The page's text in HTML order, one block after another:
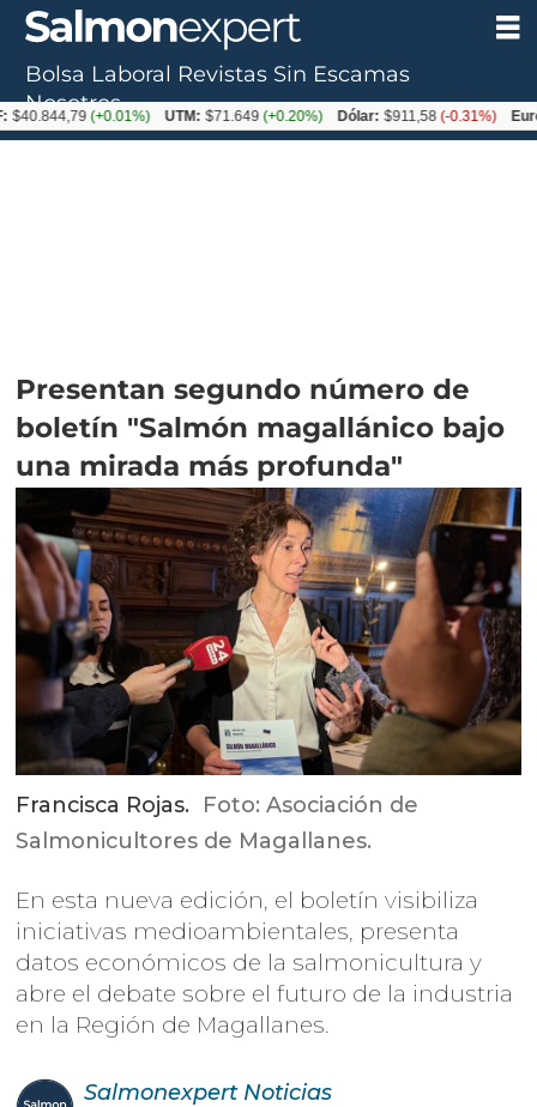
Presentan segundo número de
boletín "Salmón magallánico bajo
una mirada más profunda"
Francisca Rojas. Foto: Asociación de
Salmonicultores de Magallanes.
En esta nueva edición, el boletín visibiliza
iniciativas medioambientales, presenta
datos económicos de la salmonicultura y
abre el debate sobre el futuro de la industria
en la Región de Magallanes.
Salmonexpert Noticias
Bolsa Laboral Revistas Sin Escamas
Nosotros
(+0.01%) UTM: $71.649(+0.20%) Dólar: $911,58 (-0.31%) Euro: